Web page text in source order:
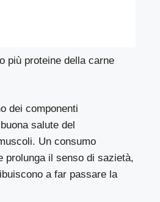
più proteine della carne
dei componenti
salute del
Un consumo
prolunga il senso di sazietà,
a far passare la